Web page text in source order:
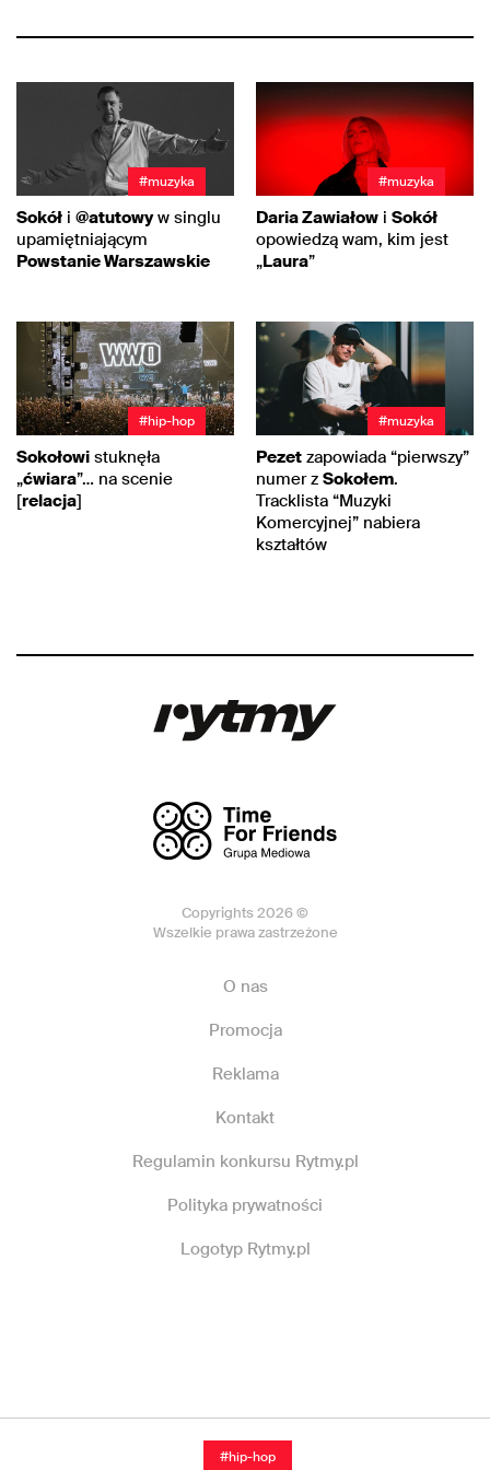
#hip-hop
#muzyka
Sokół i @atutowyw singlu
upamiętniającym
Powstanie Warszawskie
#muzyka
Daria Zawiałow i Sokół
opowiedzą wam, kim jest
„Laura”
#hip-hop
Sokołowi stuknęła
„ćwiara”… na scenie
[relacja]
#muzyka
Pezet zapowiada “pierwszy”
numer z Sokołem.
Tracklista “Muzyki
Komercyjnej” nabiera
kształtów
Copyrights 2026 ©
Wszelkie prawa zastrzeżone
O nas
Promocja
Reklama
Kontakt
Regulamin konkursu Rytmy.pl
Polityka prywatności
Logotyp Rytmy.pl